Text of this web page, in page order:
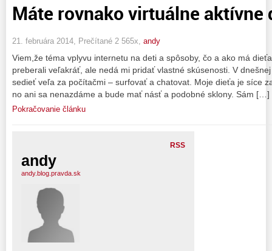
Máte rovnako virtuálne aktívne
21. februára 2014, Prečítané 2 565x, andy
Viem,že téma vplyvu internetu na deti a spôsoby, čo a ako má
preberali veľakráť, ale nedá mi pridať vlastné skúsenosti. V
sedieť veľa za počítačmi – surfovať a chatovat. Moje dieťa je síce
no ani sa nenazdáme a bude mať násť a podobné sklony. Sám […]
Pokračovanie článku
RSS
andy
andy.blog.pravda.sk